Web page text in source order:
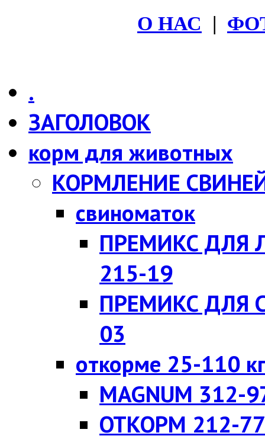
O НАС |
.
ЗАГОЛОВОК
корм для животных
КОРМЛЕНИЕ
свиноматок
ПРЕМИКС ДЛЯ
215-19
ПРЕМИКС ДЛЯ
03
откорме 25-110 кг
MAGNUM 312-
ОТКОРМ 212-